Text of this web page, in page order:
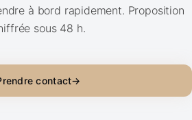
à bord rapidement. Proposition
sous 48 h.
contact→